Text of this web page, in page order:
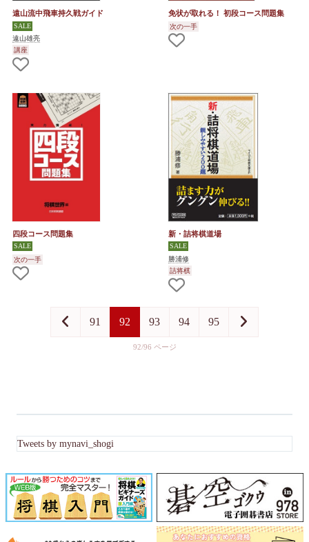
遠山流中飛車持久戦ガイド
遠山雄亮
講座
免状が取れる！ 初段コース問題集
次の一手
四段コース問題集
次の一手
新・詰将棋道場
勝浦修
詰将棋
92/96
91 92 93 94 95
Tweets by mynavi_shogi